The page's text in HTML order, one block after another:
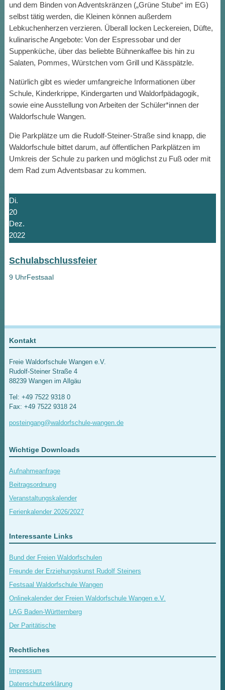
und dem Binden von Adventskränzen („Grüne Stube“ im EG)
selbst tätig werden, die Kleinen können außerdem
Lebkuchenherzen verzieren. Überall locken Leckereien, Düfte,
kulinarische Angebote: Von der Espressobar und der
Suppenküche, über das beliebte Bühnenkaffee bis hin zu
Salaten, Pommes, Würstchen vom Grill und Kässpätzle.
Natürlich gibt es wieder umfangreiche Informationen über
Schule, Kinderkrippe, Kindergarten und Waldorfpädagogik,
sowie eine Ausstellung von Arbeiten der Schüler*innen der
Waldorfschule Wangen.
Die Parkplätze um die Rudolf-Steiner-Straße sind knapp, die
Waldorfschule bittet darum, auf öffentlichen Parkplätzen im
Umkreis der Schule zu parken und möglichst zu Fuß oder mit
dem Rad zum Adventsbasar zu kommen.
Di.
20
Dez.
2022
Schulabschlussfeier
9 UhrFestsaal
Kontakt
Freie Waldorfschule Wangen e.V.
Rudolf-Steiner Straße 4
88239 Wangen im Allgäu
Tel: +49 7522 9318 0
Fax: +49 7522 9318 24
posteingang@waldorfschule-wangen.de
Wichtige Downloads
Aufnahmeanfrage
Beitragsordnung
Veranstaltungskalender
Ferienkalender 2026/2027
Interessante Links
Bund der Freien Waldorfschulen
Freunde der Erziehungskunst Rudolf Steiners
Festsaal Waldorfschule Wangen
Onlinekalender der Freien Waldorfschule Wangen e.V.
LAG Baden-Württemberg
Der Paritätische
Rechtliches
Impressum
Datenschutzerklärung